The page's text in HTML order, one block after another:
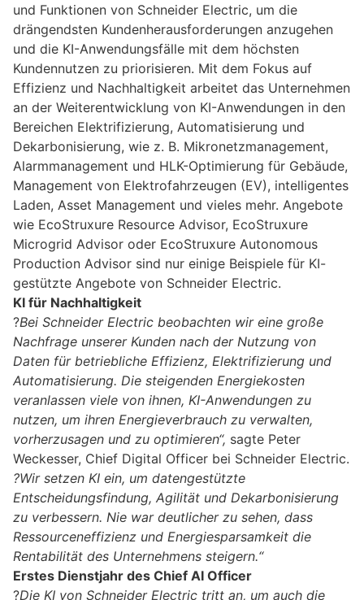
und Funktionen von Schneider Electric, um die
drängendsten Kundenherausforderungen anzugehen
und die KI-Anwendungsfälle mit dem höchsten
Kundennutzen zu priorisieren. Mit dem Fokus auf
Effizienz und Nachhaltigkeit arbeitet das Unternehmen
an der Weiterentwicklung von KI-Anwendungen in den
Bereichen Elektrifizierung, Automatisierung und
Dekarbonisierung, wie z. B. Mikronetzmanagement,
Alarmmanagement und HLK-Optimierung für Gebäude,
Management von Elektrofahrzeugen (EV), intelligentes
Laden, Asset Management und vieles mehr. Angebote
wie EcoStruxure Resource Advisor, EcoStruxure
Microgrid Advisor oder EcoStruxure Autonomous
Production Advisor sind nur einige Beispiele für KI-
gestützte Angebote von Schneider Electric.
KI für Nachhaltigkeit
?Bei Schneider Electric beobachten wir eine große
Nachfrage unserer Kunden nach der Nutzung von
Daten für betriebliche Effizienz, Elektrifizierung und
Automatisierung. Die steigenden Energiekosten
veranlassen viele von ihnen, KI-Anwendungen zu
nutzen, um ihren Energieverbrauch zu verwalten,
vorherzusagen und zu optimieren“, sagte Peter
Weckesser, Chief Digital Officer bei Schneider Electric.
?Wir setzen KI ein, um datengestützte
Entscheidungsfindung, Agilität und Dekarbonisierung
zu verbessern. Nie war deutlicher zu sehen, dass
Ressourceneffizienz und Energiesparsamkeit die
Rentabilität des Unternehmens steigern.“
Erstes Dienstjahr des Chief AI Officer
?Die KI von Schneider Electric tritt an, um auch die